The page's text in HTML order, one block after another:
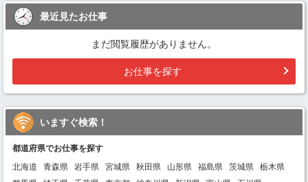
最近見たお仕事
まだ閲覧履歴がありません。
お仕事を探す
いますぐ検索！
都道府県でお仕事を探す
北海道
青森県 岩手県 宮城県 秋田県 山形県 福島県 茨城県
栃木県